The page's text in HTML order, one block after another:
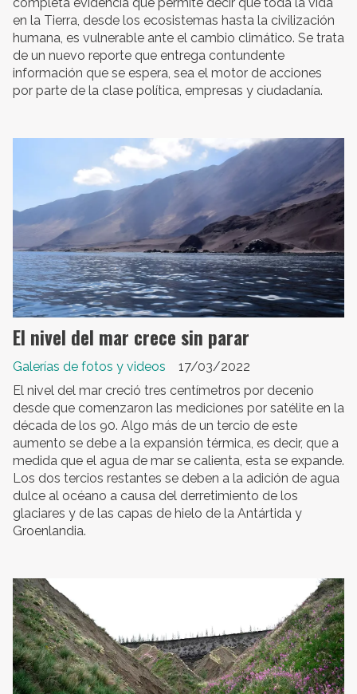
en la Tierra, desde los ecosistemas hasta la civilización
humana, es vulnerable ante el cambio climático. Se trata
de un nuevo reporte que entrega contundente
información que se espera, sea el motor de acciones
por parte de la clase política, empresas y ciudadanía.
El nivel del mar crece sin parar
Galerías de fotos y videos
17/03/2022
El nivel del mar creció tres centímetros por decenio
desde que comenzaron las mediciones por satélite en la
década de los 90. Algo más de un tercio de este
aumento se debe a la expansión térmica, es decir, que a
medida que el agua de mar se calienta, esta se expande.
Los dos tercios restantes se deben a la adición de agua
dulce al océano a causa del derretimiento de los
glaciares y de las capas de hielo de la Antártida y
Groenlandia.